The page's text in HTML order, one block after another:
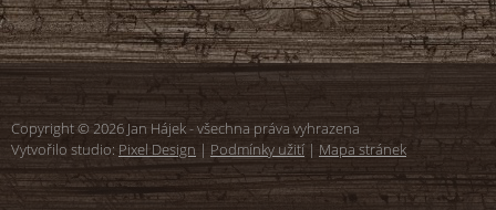
Copyright © 2026 Jan Hájek - všechna práva vyhrazena
Vytvořilo studio: Pixel Design | Podmínky užití | Mapa stránek